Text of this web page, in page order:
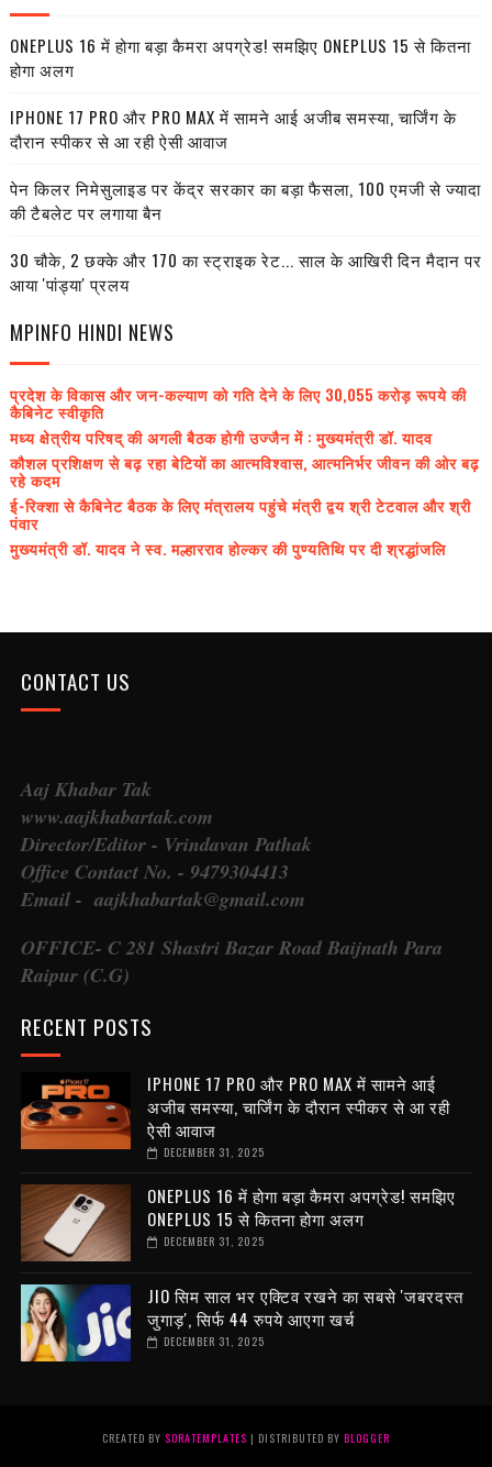
ONEPLUS 16 में होगा बड़ा कैमरा अपग्रेड! समझिए ONEPLUS 15 से कितना
होगा अलग
IPHONE 17 PRO और PRO MAX में सामने आई अजीब समस्या, चार्जिंग के
दौरान स्पीकर से आ रही ऐसी आवाज
पेन किलर निमेसुलाइड पर केंद्र सरकार का बड़ा फैसला, 100 एमजी से ज्यादा
की टैबलेट पर लगाया बैन
30 चौके, 2 छक्के और 170 का स्ट्राइक रेट... साल के आखिरी दिन मैदान पर
आया 'पांड्या' प्रलय
MPINFO HINDI NEWS
प्रदेश के विकास और जन-कल्याण को गति देने के लिए 30,055 करोड़ रूपये की
कैबिनेट स्वीकृति
मध्य क्षेत्रीय परिषद् की अगली बैठक होगी उज्जैन में : मुख्यमंत्री डॉ. यादव
कौशल प्रशिक्षण से बढ़ रहा बेटियों का आत्मविश्वास, आत्मनिर्भर जीवन की ओर बढ़
रहे कदम
ई-रिक्शा से कैबिनेट बैठक के लिए मंत्रालय पहुंचे मंत्री द्वय श्री टेटवाल और श्री
पंवार
मुख्यमंत्री डॉ. यादव ने स्व. मल्हारराव होल्कर की पुण्यतिथि पर दी श्रद्धांजलि
CONTACT US
Aaj Khabar Tak
www.aajkhabartak.com
Director/Editor - Vrindavan Pathak
Office Contact No. - 9479304413
Email - aajkhabartak@gmail.com
OFFICE- C 281 Shastri Bazar Road Baijnath Para
Raipur (C.G)
RECENT POSTS
IPHONE 17 PRO और PRO MAX में सामने आई
अजीब समस्या, चार्जिंग के दौरान स्पीकर से आ रही
ऐसी आवाज
DECEMBER 31, 2025
ONEPLUS 16 में होगा बड़ा कैमरा अपग्रेड! समझिए
ONEPLUS 15 से कितना होगा अलग
DECEMBER 31, 2025
JIO सिम साल भर एक्टिव रखने का सबसे 'जबरदस्त
जुगाड़', सिर्फ 44 रुपये आएगा खर्च
DECEMBER 31, 2025
CREATED BY SORATEMPLATES | DISTRIBUTED BY BLOGGER